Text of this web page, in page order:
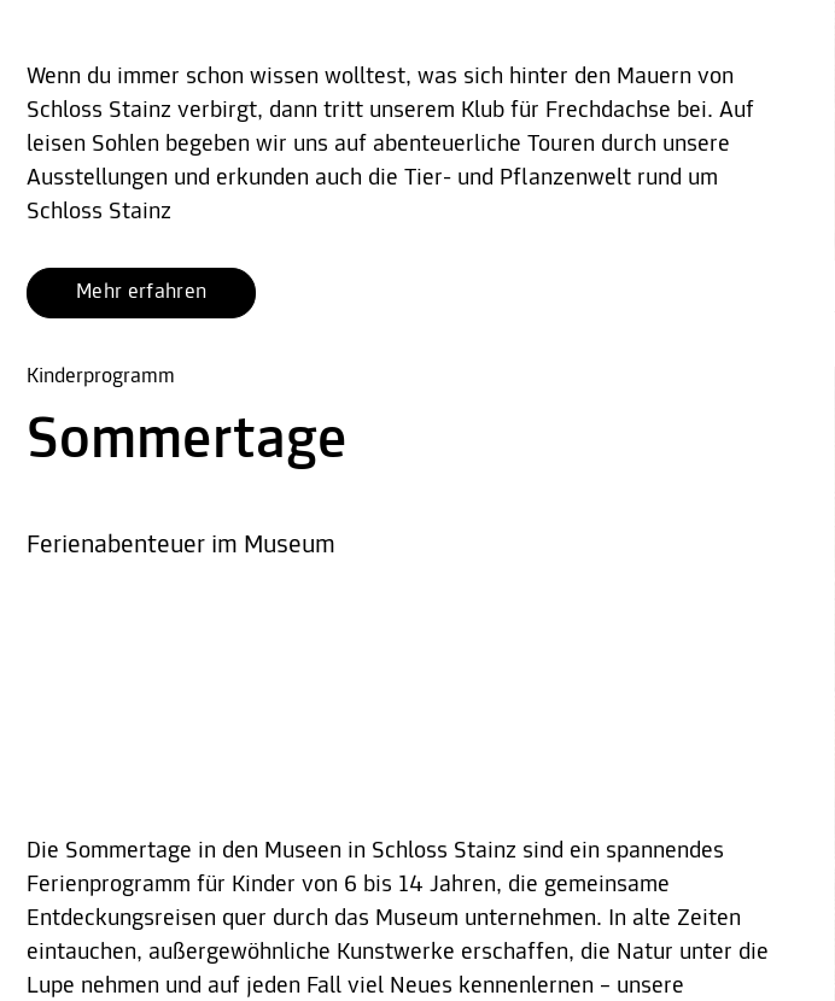
Wenn du immer schon wissen wolltest, was sich hinter den Mauern von
Schloss Stainz verbirgt, dann tritt unserem Klub für Frechdachse bei. Auf
leisen Sohlen begeben wir uns auf abenteuerliche Touren durch unsere
Ausstellungen und erkunden auch die Tier- und Pflanzenwelt rund um
Schloss Stainz
Mehr erfahren
Kinderprogramm
Sommertage
Ferienabenteuer im Museum
Die Sommertage in den Museen in Schloss Stainz sind ein spannendes
Ferienprogramm für Kinder von 6 bis 14 Jahren, die gemeinsame
Entdeckungsreisen quer durch das Museum unternehmen. In alte Zeiten
eintauchen, außergewöhnliche Kunstwerke erschaffen, die Natur unter die
Lupe nehmen und auf jeden Fall viel Neues kennenlernen – unsere